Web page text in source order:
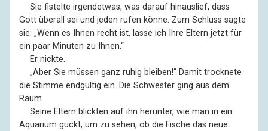
Sie fistelte irgendetwas, was darauf hinauslief, dass
Gott überall sei und jeden rufen könne. Zum Schluss sagte
sie: „Wenn es Ihnen recht ist, lasse ich Ihre Eltern jetzt für
ein paar Minuten zu Ihnen.“
Er nickte.
„Aber Sie müssen ganz ruhig bleiben!“ Damit trocknete
die Stimme endgültig ein. Die Schwester ging aus dem
Raum.
Seine Eltern blickten auf ihn herunter, wie man in ein
Aquarium guckt, um zu sehen, ob die Fische das neue